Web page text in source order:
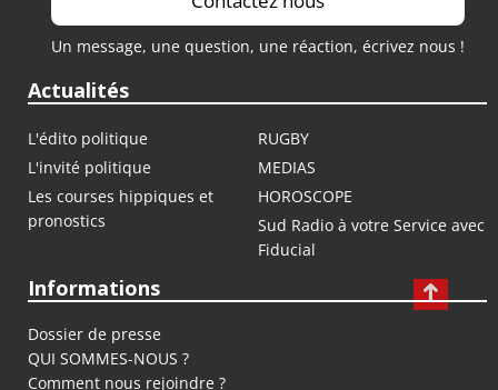
Un message, une question, une réaction, écrivez nous !
Actualités
L'édito politique
RUGBY
L'invité politique
MEDIAS
Les courses hippiques et
pronostics
HOROSCOPE
Sud Radio à votre Service avec
Fiducial
Informations
Dossier de presse
QUI SOMMES-NOUS ?
Comment nous rejoindre ?